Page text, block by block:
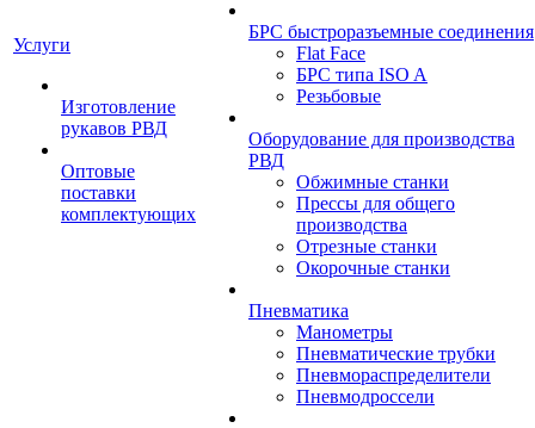
Услуги
Изготовление
рукавов РВД
Оптовые
поставки
комплектующих
БРС быстроразъемные соединения
Flat Face
БРС типа ISO A
Резьбовые
Оборудование для производства
РВД
Обжимные станки
Прессы для общего
производства
Отрезные станки
Окорочные станки
Пневматика
Манометры
Пневматические трубки
Пневмораспределители
Пневмодроссели